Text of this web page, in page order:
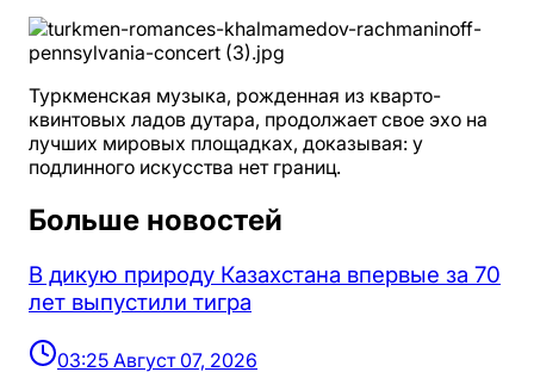
Туркменская музыка, рожденная из кварто-
квинтовых ладов дутара, продолжает свое эхо на
лучших мировых площадках, доказывая: у
подлинного искусства нет границ.
Больше новостей
В дикую природу Казахстана впервые за 70
лет выпустили тигра
03:25 Август 07, 2026